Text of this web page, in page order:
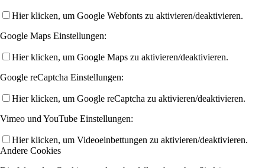
Hier klicken, um Google Webfonts zu aktivieren/deaktivieren.
Google Maps Einstellungen:
Hier klicken, um Google Maps zu aktivieren/deaktivieren.
Google reCaptcha Einstellungen:
Hier klicken, um Google reCaptcha zu aktivieren/deaktivieren.
Vimeo und YouTube Einstellungen:
Hier klicken, um Videoeinbettungen zu aktivieren/deaktivieren.
Andere Cookies